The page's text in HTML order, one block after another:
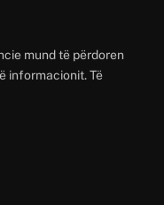
mund të përdoren
informacionit. Të